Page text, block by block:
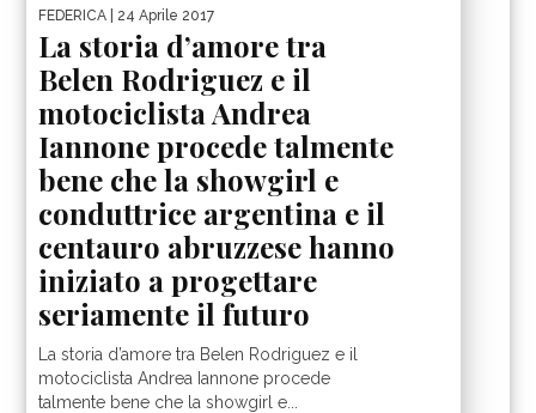
FEDERICA | 24 Aprile 2017
La storia d’amore tra
Belen Rodriguez e il
motociclista Andrea
Iannone procede talmente
bene che la showgirl e
conduttrice argentina e il
centauro abruzzese hanno
iniziato a progettare
seriamente il futuro
La storia d’amore tra Belen Rodriguez e il
motociclista Andrea Iannone procede
talmente bene che la showgirl e...